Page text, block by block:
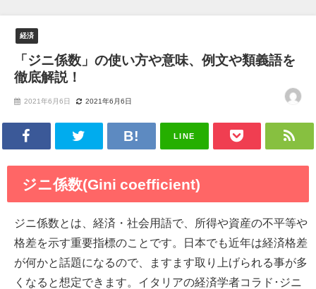
経済
「ジニ係数」の使い方や意味、例文や類義語を
徹底解説！
2021年6月6日 2021年6月6日
LINE
ジニ係数(Gini coefficient)
ジニ係数とは、経済・社会用語で、所得や資産の不平等や
格差を示す重要指標のことです。日本でも近年は経済格差
が何かと話題になるので、ますます取り上げられる事が多
くなると想定できます。イタリアの経済学者コラド･ジニ